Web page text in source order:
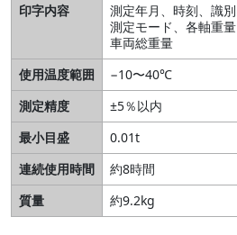
印字内容
測定年月、時刻、識別
測定モード、各軸重量
車両総重量
使用温度範囲 −10〜40℃
測定精度
±5％以内
最小目盛
0.01t
連続使用時間
約8時間
質量
約9.2kg